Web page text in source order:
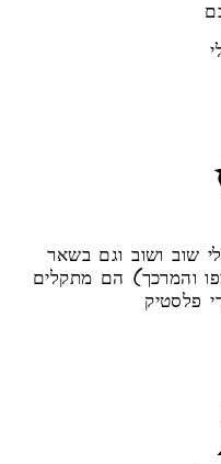
שוב ושוב וגם בשאר
והמרכך) הם מתקלים
פלסטיק